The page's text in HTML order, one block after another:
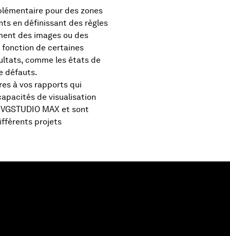
pour des zones
en définissant des règles
des images ou des
de certaines
comme les états de
défauts.
à vos rapports qui
de visualisation
MAX et sont
projets